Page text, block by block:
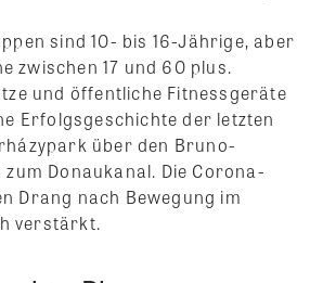
sind 10- bis 16-Jährige, aber
zwischen 17 und 60 plus.
und öffentliche Fitnessgeräte
Erfolgsgeschichte der letzten
über den Bruno-
Donaukanal. Die Corona-
Drang nach Bewegung im
verstärkt.